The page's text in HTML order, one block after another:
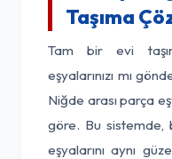
Taşıma
Tam bir evi
eşyalarınızı mı
Niğde arası parça
göre. Bu sistemde,
eşyalarını aynı